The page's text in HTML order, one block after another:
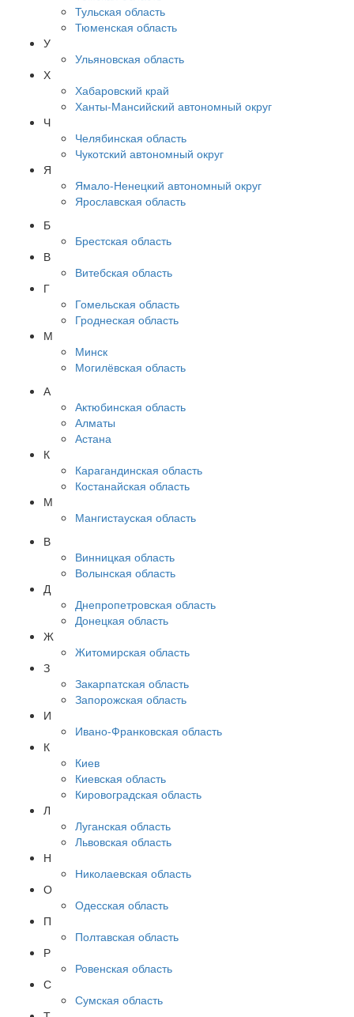
Тульская область
Тюменская область
У
Ульяновская область
Х
Хабаровский край
Ханты-Мансийский автономный округ
Ч
Челябинская область
Чукотский автономный округ
Я
Ямало-Ненецкий автономный округ
Ярославская область
Б
Брестская область
В
Витебская область
Г
Гомельская область
Гроднеская область
М
Минск
Могилёвская область
А
Актюбинская область
Алматы
Астана
К
Карагандинская область
Костанайская область
М
Мангистауская область
В
Винницкая область
Волынская область
Д
Днепропетровская область
Донецкая область
Ж
Житомирская область
З
Закарпатская область
Запорожская область
И
Ивано-Франковская область
К
Киев
Киевская область
Кировоградская область
Л
Луганская область
Львовская область
Н
Николаевская область
О
Одесская область
П
Полтавская область
Р
Ровенская область
С
Сумская область